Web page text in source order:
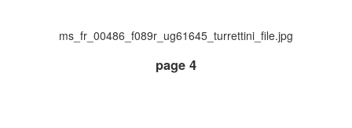
ms_fr_00486_f089r_ug61645_turrettini_file.jpg
page 4